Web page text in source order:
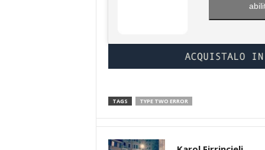
TAGS TYPE TWO ERROR